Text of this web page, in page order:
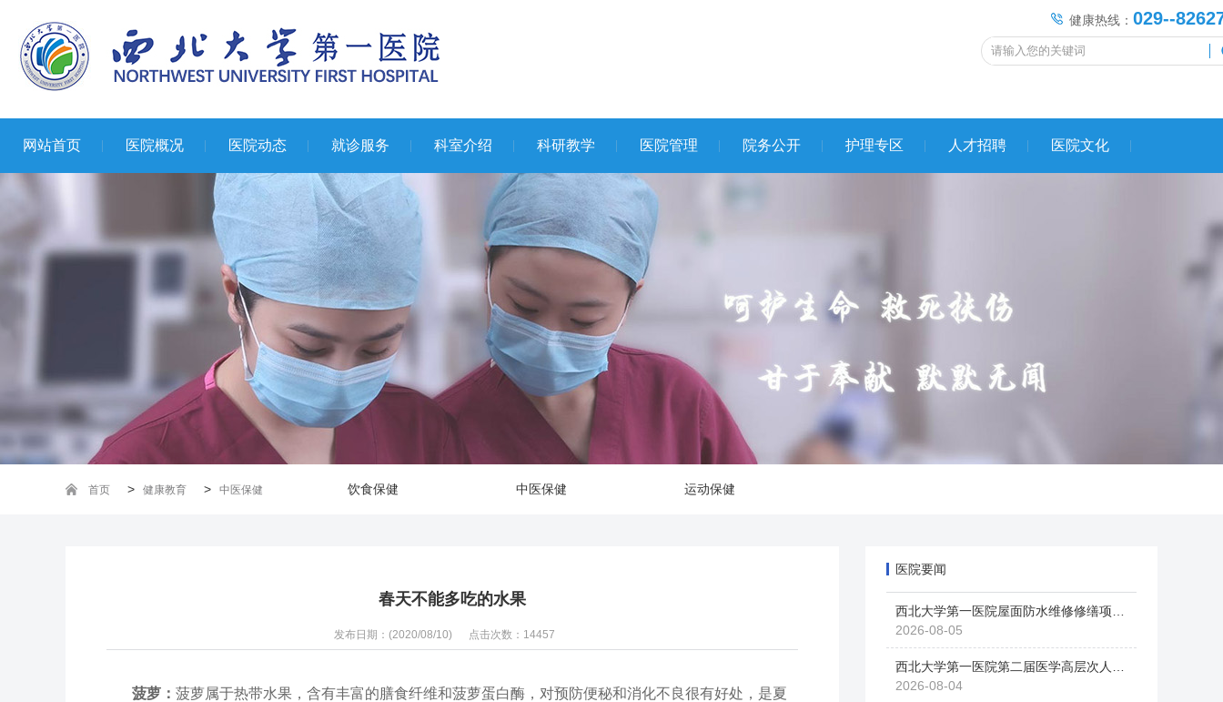
健康热线： 029--
网站首页 医院概况 医院动态 就诊服务 科室介绍 科研教学 医院管理 院务公开 护理专区 人才招聘 医院文化
首页 > 健康教育 > 中医保健 饮食保健 中医保健 运动保健
春天不能多吃的水果
发布日期：(2020/08/10) 点击次数：14457
菠萝： 菠萝属于热带水果，含有丰富的膳食纤维和菠萝蛋白酶，对预防便秘和消化不良很有好处，是夏
医院要闻
2026-08-05
2026-08-04